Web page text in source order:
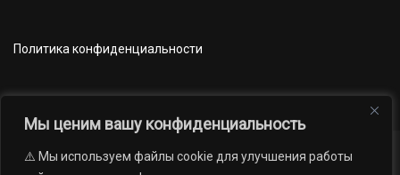
Мы ценим вашу конфиденциальность
⚠️ Мы используем файлы cookie для улучшения работы
Политика конфиденциальности
Новости Наши проекты Официально